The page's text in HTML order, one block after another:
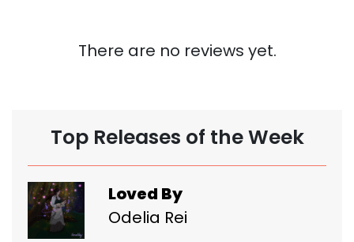
There are no reviews yet.
Top Releases of the Week
Loved By
Odelia Rei